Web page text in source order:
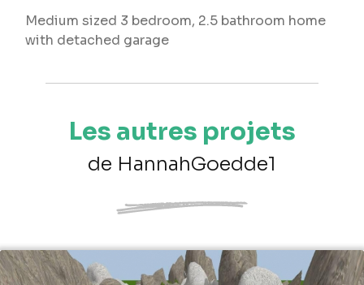
Medium sized 3 bedroom, 2.5 bathroom home
with detached garage
Les autres projets
de HannahGoedde1